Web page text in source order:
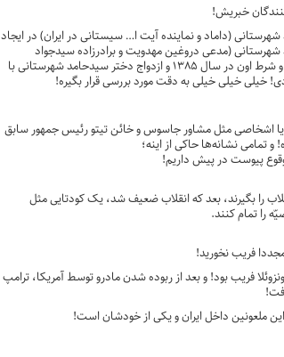
خبریش!
(داماد و‌ نماینده آیت ا… سیستانی در ایران) در ایجاد
(مدعی دروغین مهدویت و برادرزاده سیدجواد
شهرستانی) و دستگیری و سپس آزادی بی‌قید و شرط اون در سال ۱۳۸۵ و ازدواج دختر سیدحامد شهرستانی با
خیلی خیلی به دقت مورد بررسی قرار بگیره!
اشخاصی مثل مشاور جاسوس و خائن تیتو رئیس جمهور سابق
تمامی نشانه‌ها حاکی از اینه؛
وقوع پیوست در پیش داریم!
را بگیرند، بعد که انقلاب ضعیف شد، یک کودتایی مثل
را تمام کنند.
فریب نخورید!
فریب بود! و بعد از ربوده شدن مادرو توسط آمریکا، ترامپ
این ملعونین داخل ایران و یکی از خودشان است!